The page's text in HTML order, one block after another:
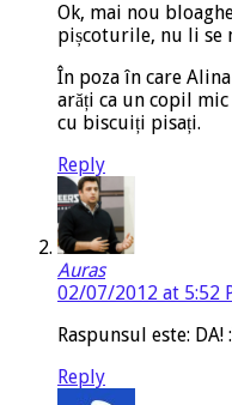
Ok, mai nou
pișcoturile, nu li se
În poza în care
arăți ca un copil mic
cu biscuiți pisați.
Reply
Auras
02/07/2012 at 5:52
Raspunsul este: DA!
Reply